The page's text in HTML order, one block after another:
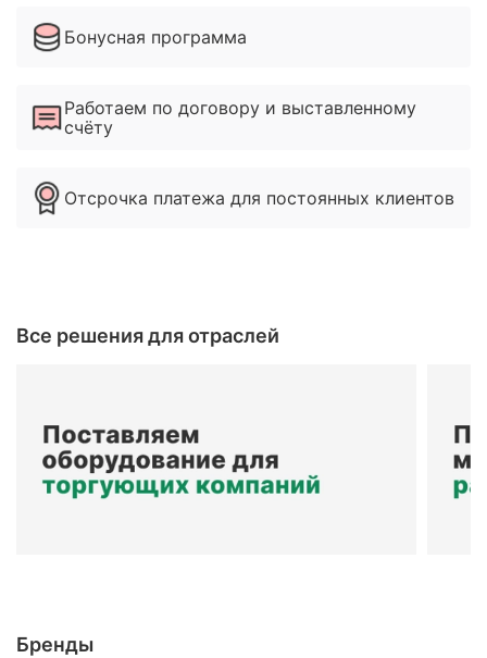
Бонусная программа
Работаем по договору и выставленному
счёту
Отсрочка платежа для постоянных клиентов
Все решения для отраслей
Бренды